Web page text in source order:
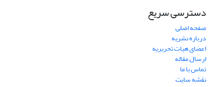
دسترسی سریع
صفحه اصلی
درباره نشریه
اعضای هیات تحریریه
ارسال مقاله
تماس با ما
نقشه سایت